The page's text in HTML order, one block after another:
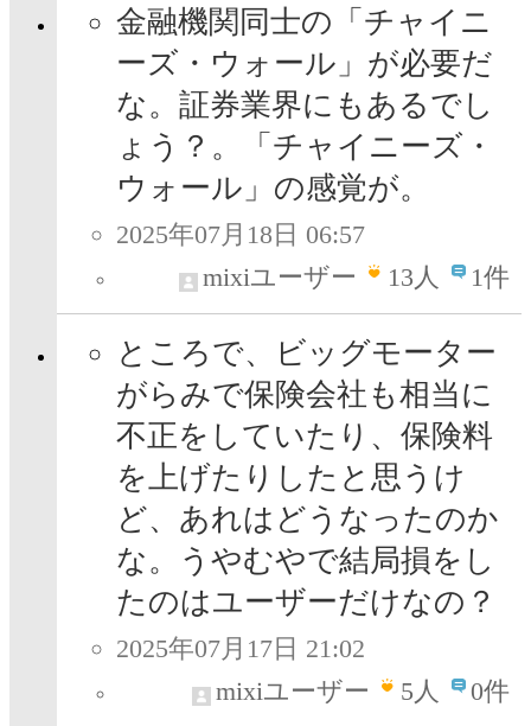
金融機関同士の「チャイニ
ーズ・ウォール」が必要だ
な。証券業界にもあるでし
ょう？。「チャイニーズ・
ウォール」の感覚が。
2025年07月18日 06:57
mixiユーザー
13人 1件
ところで、ビッグモーター
がらみで保険会社も相当に
不正をしていたり、保険料
を上げたりしたと思うけ
ど、あれはどうなったのか
な。うやむやで結局損をし
たのはユーザーだけなの？
2025年07月17日 21:02
mixiユーザー
5人 0件